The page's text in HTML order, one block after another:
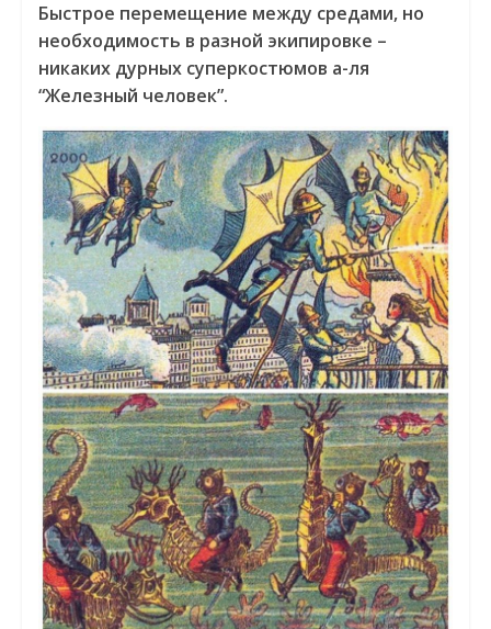
Быстрое перемещение между средами, но
необходимость в разной экипировке –
никаких дурных суперкостюмов а-ля
“Железный человек”.